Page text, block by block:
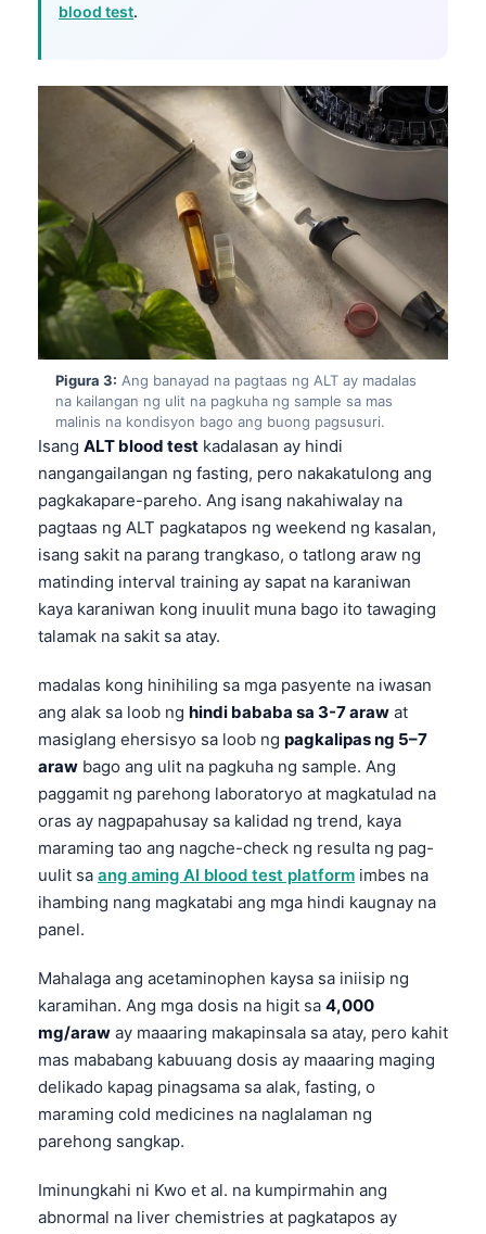
blood test.
Pigura 3: Ang banayad na pagtaas ng ALT ay madalas
na kailangan ng ulit na pagkuha ng sample sa mas
malinis na kondisyon bago ang buong pagsusuri.
Isang ALT blood test kadalasan ay hindi
nangangailangan ng fasting, pero nakakatulong ang
pagkakapare-pareho. Ang isang nakahiwalay na
pagtaas ng ALT pagkatapos ng weekend ng kasalan,
isang sakit na parang trangkaso, o tatlong araw ng
matinding interval training ay sapat na karaniwan
kaya karaniwan kong inuulit muna bago ito tawaging
talamak na sakit sa atay.
madalas kong hinihiling sa mga pasyente na iwasan
ang alak sa loob ng hindi bababa sa 3-7 araw at
masiglang ehersisyo sa loob ng pagkalipas ng 5–7
araw bago ang ulit na pagkuha ng sample. Ang
paggamit ng parehong laboratoryo at magkatulad na
oras ay nagpapahusay sa kalidad ng trend, kaya
maraming tao ang nagche-check ng resulta ng pag-
uulit sa ang aming AI blood test platform imbes na
ihambing nang magkatabi ang mga hindi kaugnay na
panel.
Mahalaga ang acetaminophen kaysa sa iniisip ng
karamihan. Ang mga dosis na higit sa 4,000
mg/araw ay maaaring makapinsala sa atay, pero kahit
mas mababang kabuuang dosis ay maaaring maging
delikado kapag pinagsama sa alak, fasting, o
maraming cold medicines na naglalaman ng
parehong sangkap.
Iminungkahi ni Kwo et al. na kumpirmahin ang
abnormal na liver chemistries at pagkatapos ay